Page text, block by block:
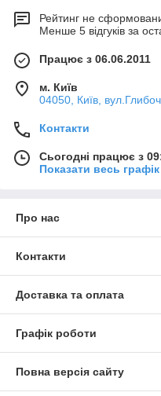
Рейтинг не
Менше 5 відгуків за
Працює з 06.06.2011
м. Київ
04050, Київ,
Контакти
Сьогодні працює з
Показати весь
Про нас
Контакти
Доставка та оплата
Графік роботи
Повна версія сайту